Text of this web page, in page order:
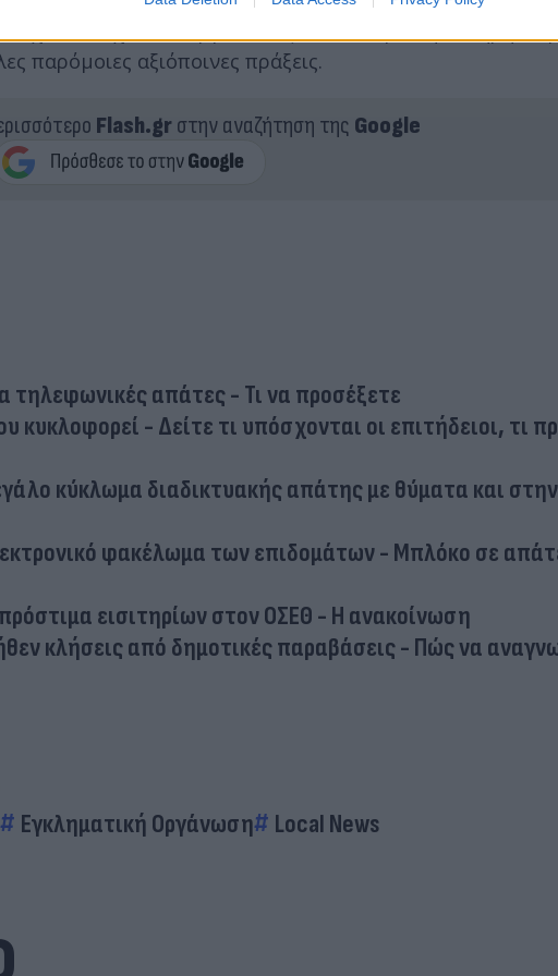
τυχόν συνεργών τους, όσο και για την πλήρη
παρόμοιες αξιόποινες πράξεις.
Flash.grστην αναζήτηση της Google
τηλεφωνικές απάτες - Τι να προσέξετε
κυκλοφορεί - Δείτε τι υπόσχονται οι επιτήδειοι, τι
κύκλωμα διαδικτυακής απάτης με θύματα και στην
φακέλωμα των επιδομάτων - Μπλόκο σε
εισιτηρίων στον ΟΣΕΘ - Η ανακοίνωση
κλήσεις από δημοτικές παραβάσεις - Πώς να
Εγκληματική Οργάνωση Local News